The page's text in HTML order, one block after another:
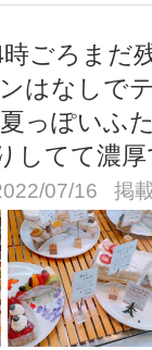
ごろまだ
はなしで
っぽいふ
してて濃
07/16 掲